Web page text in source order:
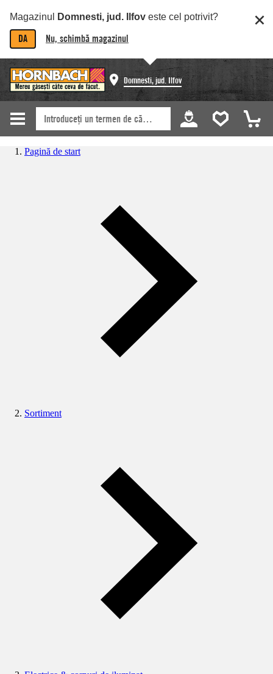
Magazinul Domnesti, jud. Ilfov este cel potrivit?
DA Nu, schimbă magazinul
Domnesti, jud. Ilfov
Pagină de start
Sortiment